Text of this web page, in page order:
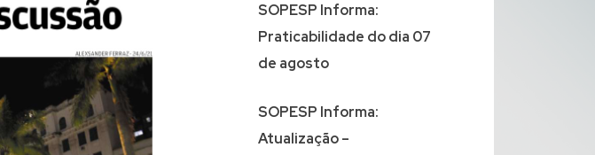
SOPESP Informa:
Praticabilidade do dia 07
de agosto
SOPESP Informa:
Atualização –